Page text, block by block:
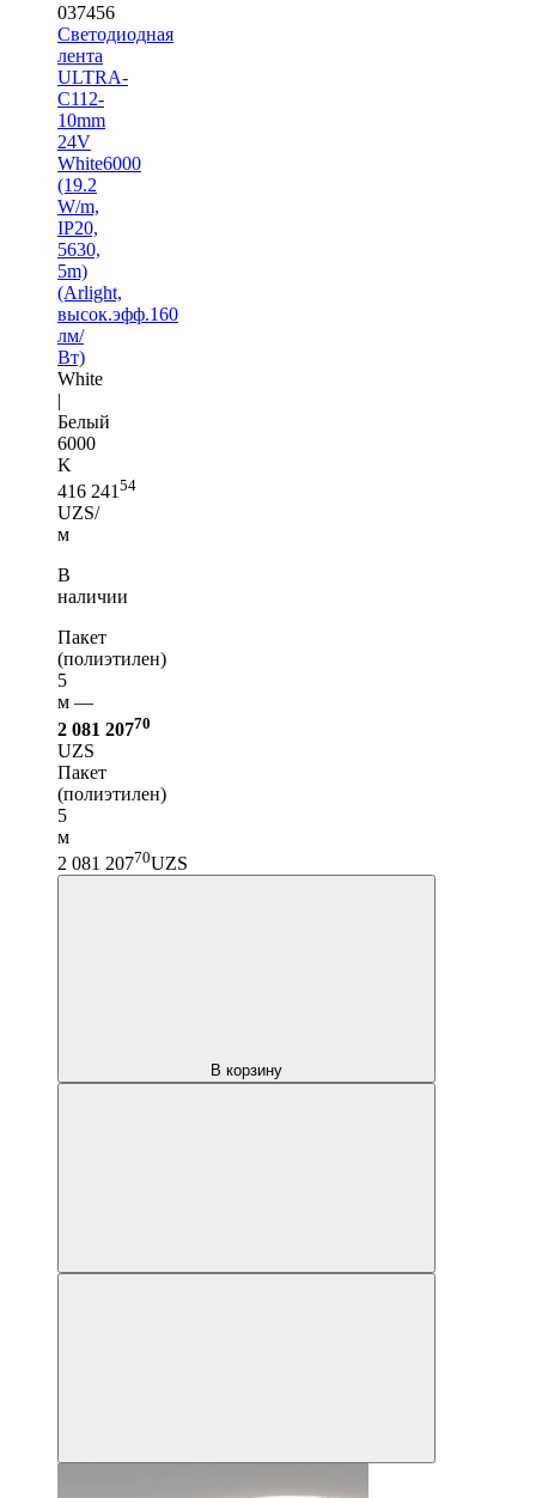
037456
Светодиодная
лента
ULTRA-
C112-
10mm
24V
White6000
(19.2
W/m,
IP20,
5630,
5m)
(Arlight,
высок.эфф.160
лм/
Вт)
White
|
Белый
6000
K
416 241 54
UZS/
м
В
наличии
Пакет
(полиэтилен)
5
м —
2 081 20770
UZS
Пакет
(полиэтилен)
5
м
2 081 20770UZS
В корзину